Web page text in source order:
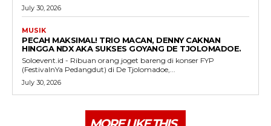
July 30, 2026
MUSIK
PECAH MAKSIMAL! TRIO MACAN, DENNY CAKNAN
HINGGA NDX AKA SUKSES GOYANG DE TJOLOMADOE.
Soloevent.id - Ribuan orang joget bareng di konser FYP
(FestivalnYa Pedangdut) di De Tjolomadoe,...
July 30, 2026